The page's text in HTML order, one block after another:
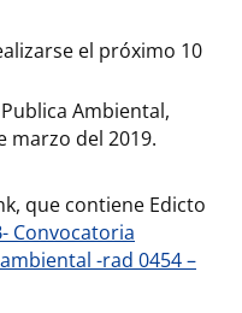
el próximo 10
Ambiental,
marzo del 2019.
que contiene Edicto
Convocatoria
-rad 0454 –